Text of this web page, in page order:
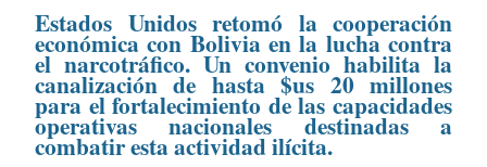
Estados Unidos retomó la cooperación
económica con Bolivia en la lucha contra
el narcotráfico. Un convenio habilita la
canalización de hasta $us 20 millones
para el fortalecimiento de las capacidades
operativas nacionales destinadas a
combatir esta actividad ilícita.